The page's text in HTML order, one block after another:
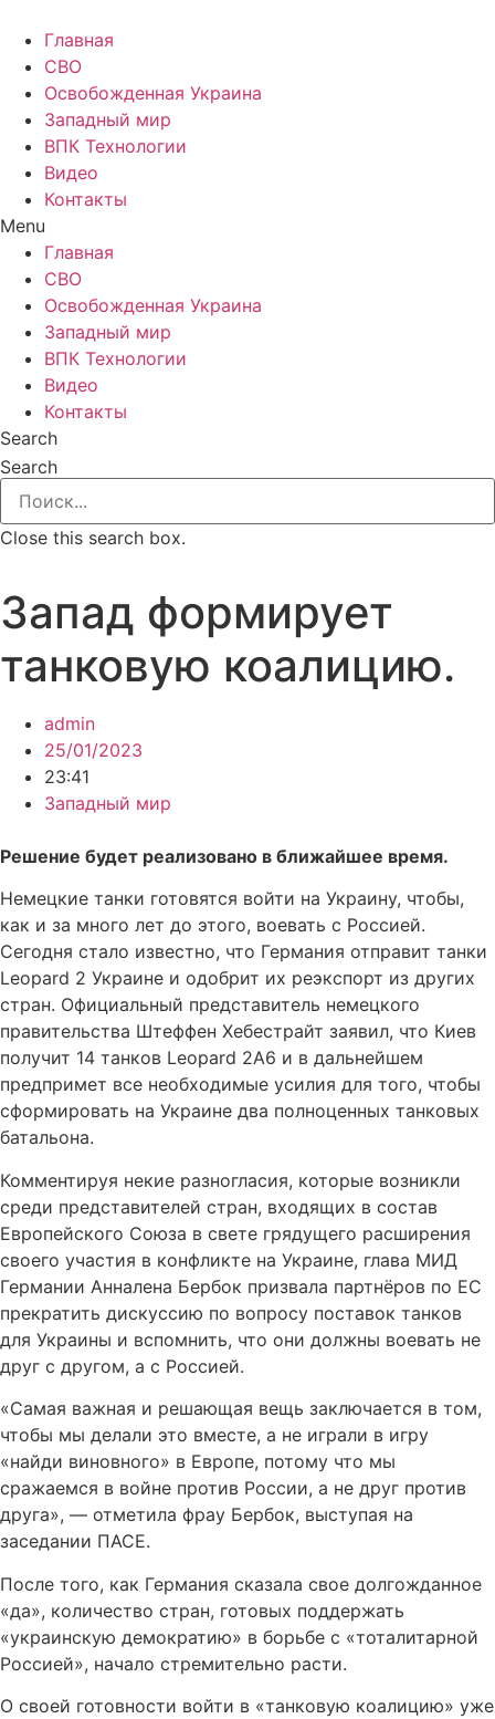
Главная
СВО
Освобожденная Украина
Западный мир
ВПК Технологии
Видео
Контакты
Menu
Главная
СВО
Освобожденная Украина
Западный мир
ВПК Технологии
Видео
Контакты
Search
Search
Close this search box.
Запад формирует
танковую коалицию.
admin
25/01/2023
23:41
Западный мир
Решение будет реализовано в ближайшее время.
Немецкие танки готовятся войти на Украину, чтобы,
как и за много лет до этого, воевать с Россией.
Сегодня стало известно, что Германия отправит танки
Leopard 2 Украине и одобрит их реэкспорт из других
стран. Официальный представитель немецкого
правительства Штеффен Хебестрайт заявил, что Киев
получит 14 танков Leopard 2A6 и в дальнейшем
предпримет все необходимые усилия для того, чтобы
сформировать на Украине два полноценных танковых
батальона.
Комментируя некие разногласия, которые возникли
среди представителей стран, входящих в состав
Европейского Союза в свете грядущего расширения
своего участия в конфликте на Украине, глава МИД
Германии Анналена Бербок призвала партнёров по ЕС
прекратить дискуссию по вопросу поставок танков
для Украины и вспомнить, что они должны воевать не
друг с другом, а с Россией.
«Самая важная и решающая вещь заключается в том,
чтобы мы делали это вместе, а не играли в игру
«найди виновного» в Европе, потому что мы
сражаемся в войне против России, а не друг против
друга», — отметила фрау Бербок, выступая на
заседании ПАСЕ.
После того, как Германия сказала свое долгожданное
«да», количество стран, готовых поддержать
«украинскую демократию» в борьбе с «тоталитарной
Россией», начало стремительно расти.
О своей готовности войти в «танковую коалицию» уже